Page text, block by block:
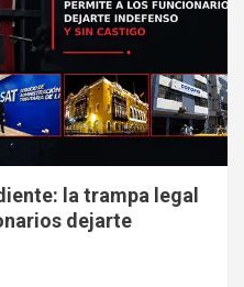
la trampa legal
dejarte